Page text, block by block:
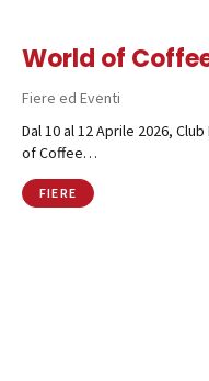
World of
Fiere ed Eventi
Dal 10 al 12 Aprile 2026,
of Coffee…
FIERE